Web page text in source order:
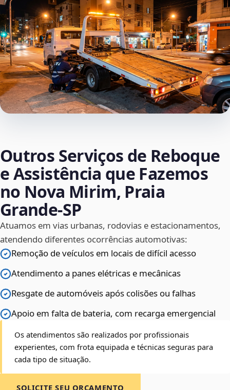
Outros Serviços de Reboque
e Assistência que Fazemos
no Nova Mirim, Praia
Grande‑SP
Atuamos em vias urbanas, rodovias e estacionamentos,
atendendo diferentes ocorrências automotivas:
Remoção de veículos em locais de difícil acesso
Atendimento a panes elétricas e mecânicas
Resgate de automóveis após colisões ou falhas
Apoio em falta de bateria, com recarga emergencial
Os atendimentos são realizados por profissionais
experientes, com frota equipada e técnicas seguras para
cada tipo de situação.
SOLICITE SEU ORÇAMENTO